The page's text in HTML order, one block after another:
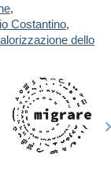
,
Costantino,
dello